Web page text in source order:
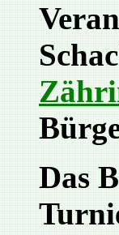
Das